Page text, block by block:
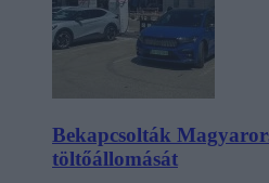
Bekapcsolták
töltőállomását